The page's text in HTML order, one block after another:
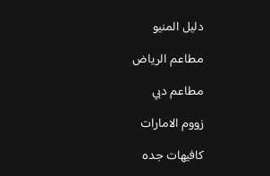
دليل المنيو
مطاعم الرياض
مطاعم دبي
زووم الامارات
كافيهات جده